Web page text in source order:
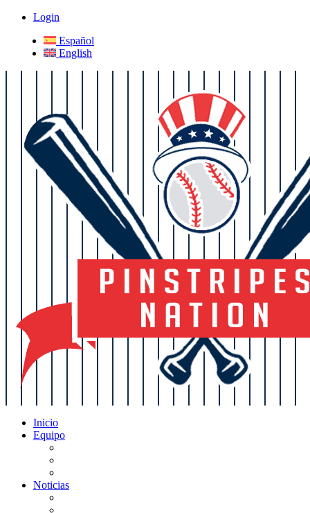
Login
Español
English
Inicio
Equipo
Noticias